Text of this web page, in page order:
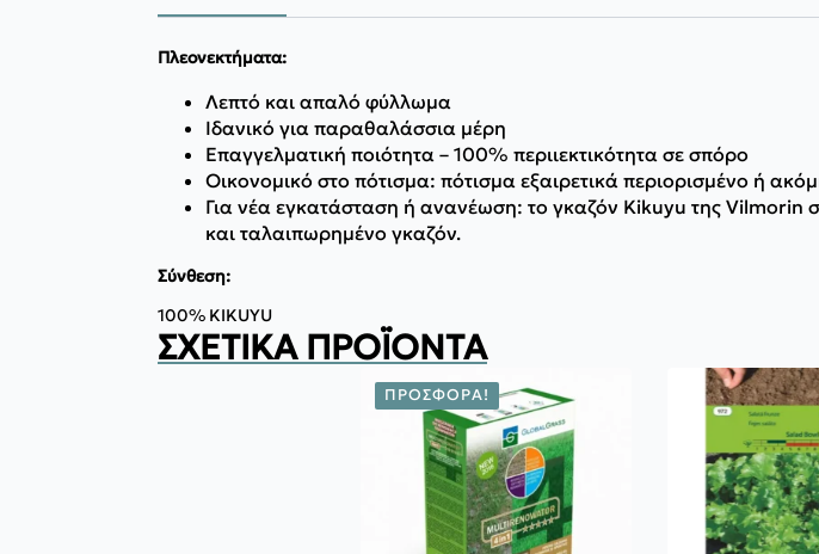
Πλεονεκτήματα:
Λεπτό και απαλό φύλλωμα
Ιδανικό για παραθαλάσσια μέρη
Επαγγελματική ποιότητα – 100% περιιεκτικότητα σε σπόρο
Οικονομικό στο πότισμα: πότισμα εξαιρετικά περιορισμένο ή
Για νέα εγκατάσταση ή ανανέωση: το γκαζόν Kikuyu της Vilmorin
και ταλαιπωρημένο γκαζόν.
Σύνθεση:
100% KIKUYU
ΣΧΕΤΙΚΆ ΠΡΟΪΌΝΤΑ
ΠΡΟΣΦΟΡΆ!